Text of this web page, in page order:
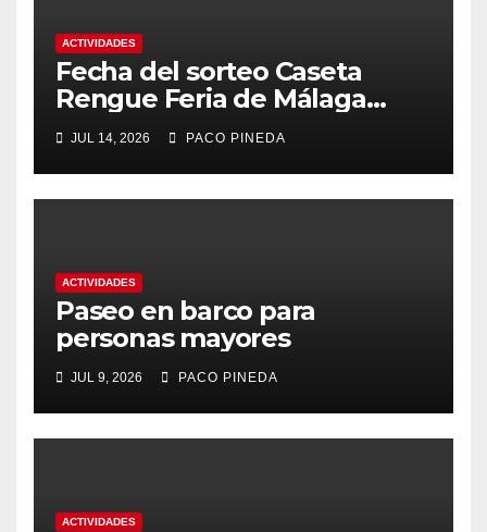
ACTIVIDADES
Fecha del sorteo Caseta
Rengue Feria de Málaga
2026
JUL 14, 2026 PACO PINEDA
ACTIVIDADES
Paseo en barco para
personas mayores
JUL 9, 2026 PACO PINEDA
ACTIVIDADES